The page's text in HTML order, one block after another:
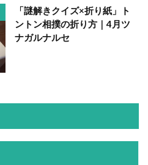
「謎解きクイズ×折り紙」ト
ントン相撲の折り方｜4月ツ
ナガルナルセ